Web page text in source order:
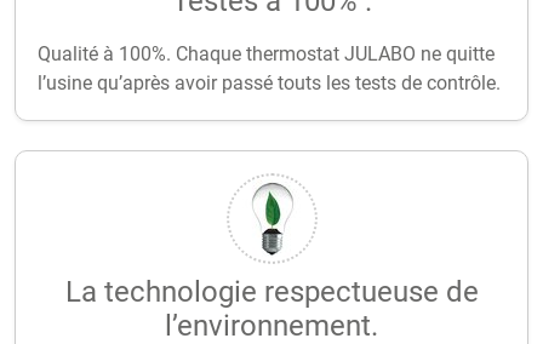
Qualité à 100%. Chaque thermostat JULABO ne quitte
l’usine qu’après avoir passé touts les tests de contrôle.
La technologie respectueuse de
l’environnement.